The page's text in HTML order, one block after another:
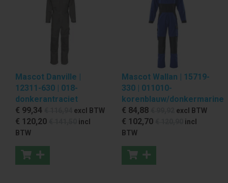
Mascot Danville |
12311-630 | 018-
donkerantraciet
€ 99,34 excl BTW
€ 120,20
incl
BTW
Mascot Wallan | 15719-
330 | 011010-
korenblauw/donkermarine
€ 84,88 excl BTW
€ 102,70
incl
BTW